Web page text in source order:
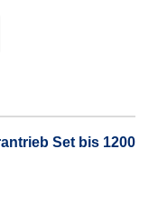
Set bis 1200